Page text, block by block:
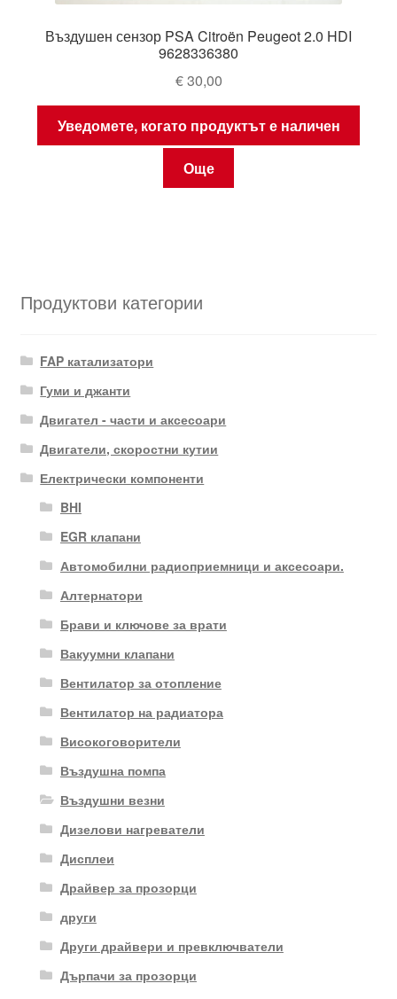
Въздушен сензор PSA Citroën Peugeot 2.0 HDI
9628336380
€30,00
Уведомете, когато продуктът е наличен
Още
Продуктови категории
FAP катализатори
Гуми и джанти
Двигател - части и аксесоари
Двигатели, скоростни кутии
Електрически компоненти
BHI
EGR клапани
Автомобилни радиоприемници и аксесоари.
Алтернатори
Брави и ключове за врати
Вакуумни клапани
Вентилатор за отопление
Вентилатор на радиатора
Високоговорители
Въздушна помпа
Въздушни везни
Дизелови нагреватели
Дисплеи
Драйвер за прозорци
други
Други драйвери и превключватели
Дърпачи за прозорци